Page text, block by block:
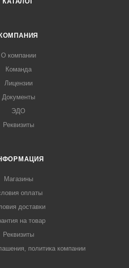
КОМПАНИЯ
О компании
Команда
Лицензии
Документы
ЭДО
Реквизиты
Магазины
оплаты
доставки
на товар
Реквизиты
политика компании